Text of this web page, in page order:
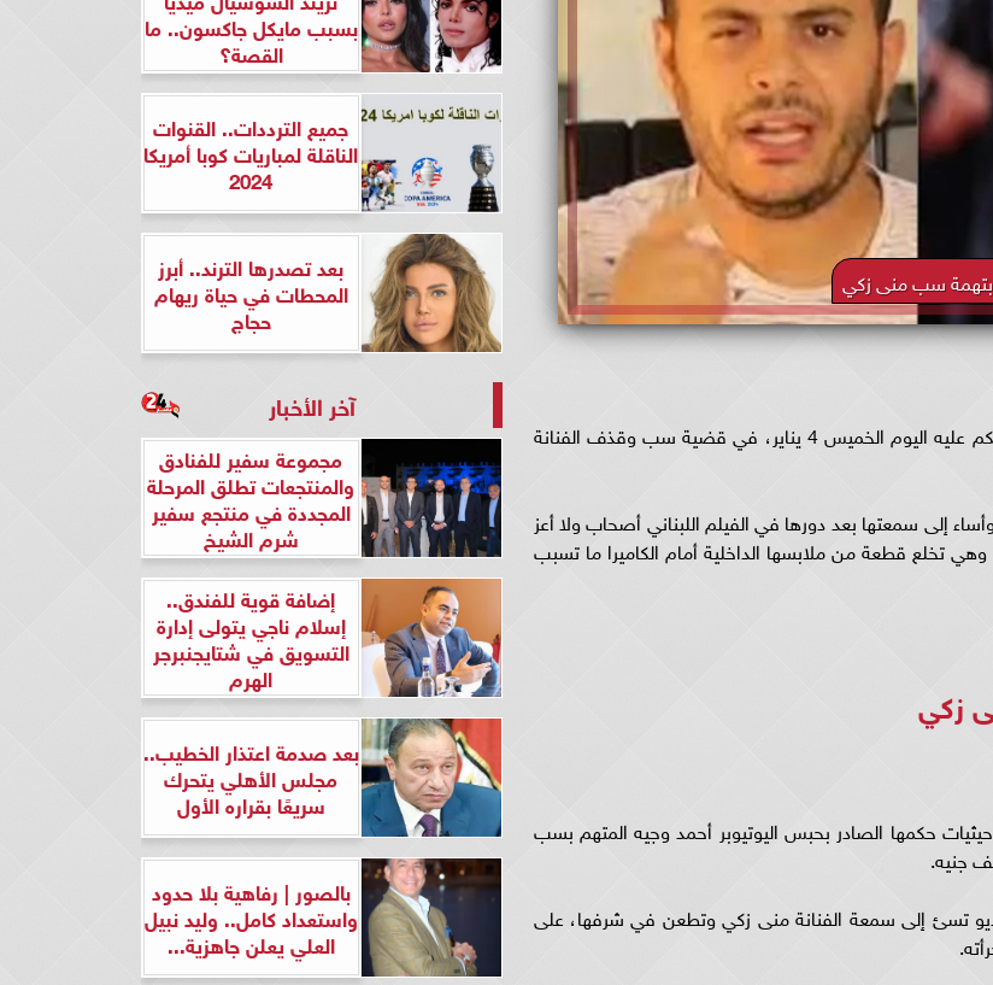
بتهمة سب منى زكي
تصدّر اليوتيوبر أحمد وجيه محرك البحث بعد إصدار حيثيات الحكم عليه اليوم الخميس 4 يناير، في قضية سب وقذف الفنانة
إلى سمعتها بعد دورها في الفيلم اللبناني أصحاب ولا أعز
تخلع قطعة من ملابسها الداخلية أمام الكاميرا ما تسبب
زكي
حيثيات حكمها الصادر بحبس اليوتيوبر أحمد وجيه المتهم بسب
تسئ إلى سمعة الفنانة منى زكي وتطعن في شرفها، على
بسبب مايكل جاكسون.. ما
القصة؟
جميع الترددات.. القنوات
الناقلة لمباريات كوبا أمريكا
2024
بعد تصدرها الترند.. أبرز
المحطات في حياة ريهام
حجاج
آخر الأخبار
مجموعة سفير للفنادق
والمنتجعات تطلق المرحلة
المجددة في منتجع سفير
شرم الشيخ
إضافة قوية للفندق..
إسلام ناجي يتولى إدارة
التسويق في شتايجنبرجر
الهرم
بعد صدمة اعتذار الخطيب..
مجلس الأهلي يتحرك
سريعًا بقراره الأول
بالصور | رفاهية بلا حدود
واستعداد كامل.. وليد نبيل
العلي يعلن جاهزية...